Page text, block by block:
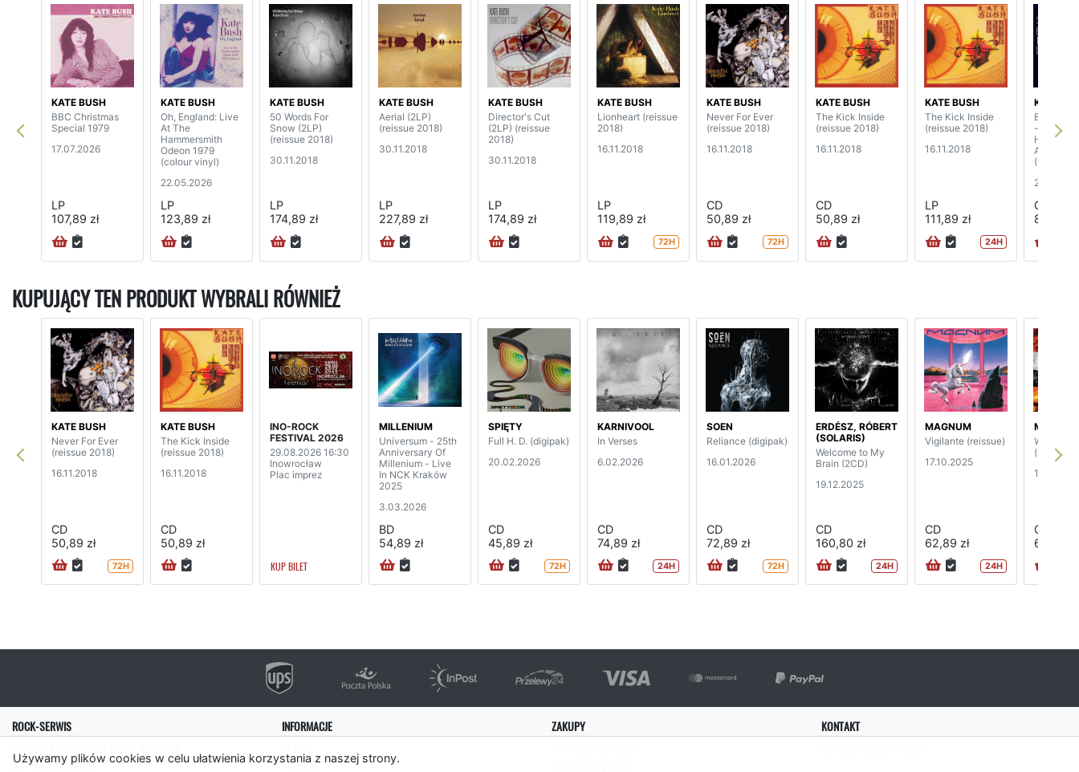
Używamy plików cookies w celu ułatwienia korzystania z naszej strony.
KATE BUSH
BBC Christmas
Special 1979
17.07.2026
LP
107,89 zł
KATE BUSH
Oh, England: Live
At The
Hammersmith
Odeon 1979
(colour vinyl)
22.05.2026
LP
123,89 zł
KATE BUSH
50 Words For
Snow (2LP)
(reissue 2018)
30.11.2018
LP
174,89 zł
KATE BUSH
Aerial (2LP)
(reissue 2018)
30.11.2018
LP
227,89 zł
KATE BUSH
Director's Cut
(2LP) (reissue
2018)
30.11.2018
LP
174,89 zł
KATE BUSH
Lionheart (reissue
2018)
16.11.2018
LP
119,89 zł
72H
KATE BUSH
Never For Ever
(reissue 2018)
16.11.2018
CD
50,89 zł
72H
KATE BUSH
The Kick Inside
(reissue 2018)
16.11.2018
CD
50,89 zł
KATE BUSH
The Kick Inside
(reissue 2018)
16.11.2018
LP
111,89 zł
24H
KATE
Before
- Live At
Apollo
(3CD)
CD
82,89 zł
KUPUJĄCY TEN PRODUKT WYBRALI RÓWNIEŻ
KATE BUSH
Never For Ever
(reissue 2018)
16.11.2018
CD
50,89 zł
72H
KATE BUSH
The Kick Inside
(reissue 2018)
16.11.2018
CD
50,89 zł
INO-ROCK
FESTIVAL 2026
29.08.2026 16:30
Inowrocław
Plac imprez
KUP BILET
MILLENIUM
Universum - 25th
Anniversary Of
Millenium - Live
In NCK Kraków
2025
3.03.2026
BD
54,89 zł
SPIĘTY
Full H. D. (digipak)
20.02.2026
CD
45,89 zł
72H
KARNIVOOL
In Verses
6.02.2026
CD
74,89 zł
24H
SOEN
Reliance (digipak)
16.01.2026
CD
72,89 zł
72H
ERDÉSZ, RÓBERT
(SOLARIS)
Welcome to My
Brain (2CD)
19.12.2025
CD
160,80 zł
24H
MAGNUM
Vigilante (reissue)
17.10.2025
CD
62,89 zł
24H
Wings of
(reissue)
CD
62,89 zł
ROCK-SERWIS
31-543 Kraków
INFORMACJE
Pomoc
ZAKUPY KONTAKT